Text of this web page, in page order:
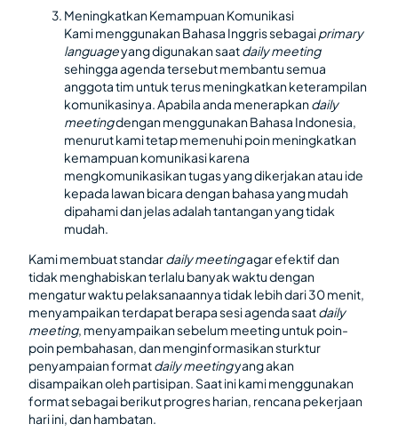
Meningkatkan Kemampuan Komunikasi
Kami menggunakan Bahasa Inggris sebagaiprimary
languageyang digunakan saatdaily meeting
sehingga agenda tersebut membantu semua
anggota tim untuk terus meningkatkan keterampilan
komunikasinya. Apabila anda menerapkandaily
meetingdengan menggunakan Bahasa Indonesia,
menurut kami tetap memenuhi poin meningkatkan
kemampuan komunikasi karena
mengkomunikasikan tugas yang dikerjakan atau ide
kepada lawan bicara dengan bahasa yang mudah
dipahami dan jelas adalah tantangan yang tidak
mudah.
Kami membuat standardaily meetingagar efektif dan
tidak menghabiskan terlalu banyak waktu dengan
mengatur waktu pelaksanaannya tidak lebih dari 30 menit,
menyampaikan terdapat berapa sesi agenda saatdaily
meeting, menyampaikan sebelum meeting untuk poin-
poin pembahasan, dan menginformasikan sturktur
penyampaian formatdaily meetingyang akan
disampaikan oleh partisipan. Saat ini kami menggunakan
format sebagai berikut progres harian, rencana pekerjaan
hari ini, dan hambatan.